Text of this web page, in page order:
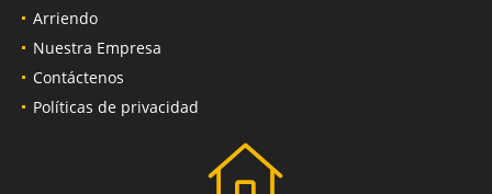
Arriendo
Nuestra Empresa
Contáctenos
Políticas de privacidad